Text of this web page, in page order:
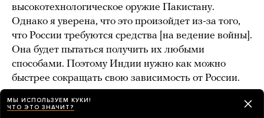
высокотехнологическое оружие Пакистану.
Однако я уверена, что это произойдет из-за того,
что России требуются средства [на ведение войны].
Она будет пытаться получить их любыми
способами. Поэтому Индии нужно как можно
быстрее сокращать свою зависимость от России.
И ЕЩЕ ОБ ИНДО-ПАКИСТАНСКИХ ОТНОШЕНИЯХ
МЫ ИСПОЛЬЗУЕМ КУКИ!
ЧТО ЭТО ЗНАЧИТ?